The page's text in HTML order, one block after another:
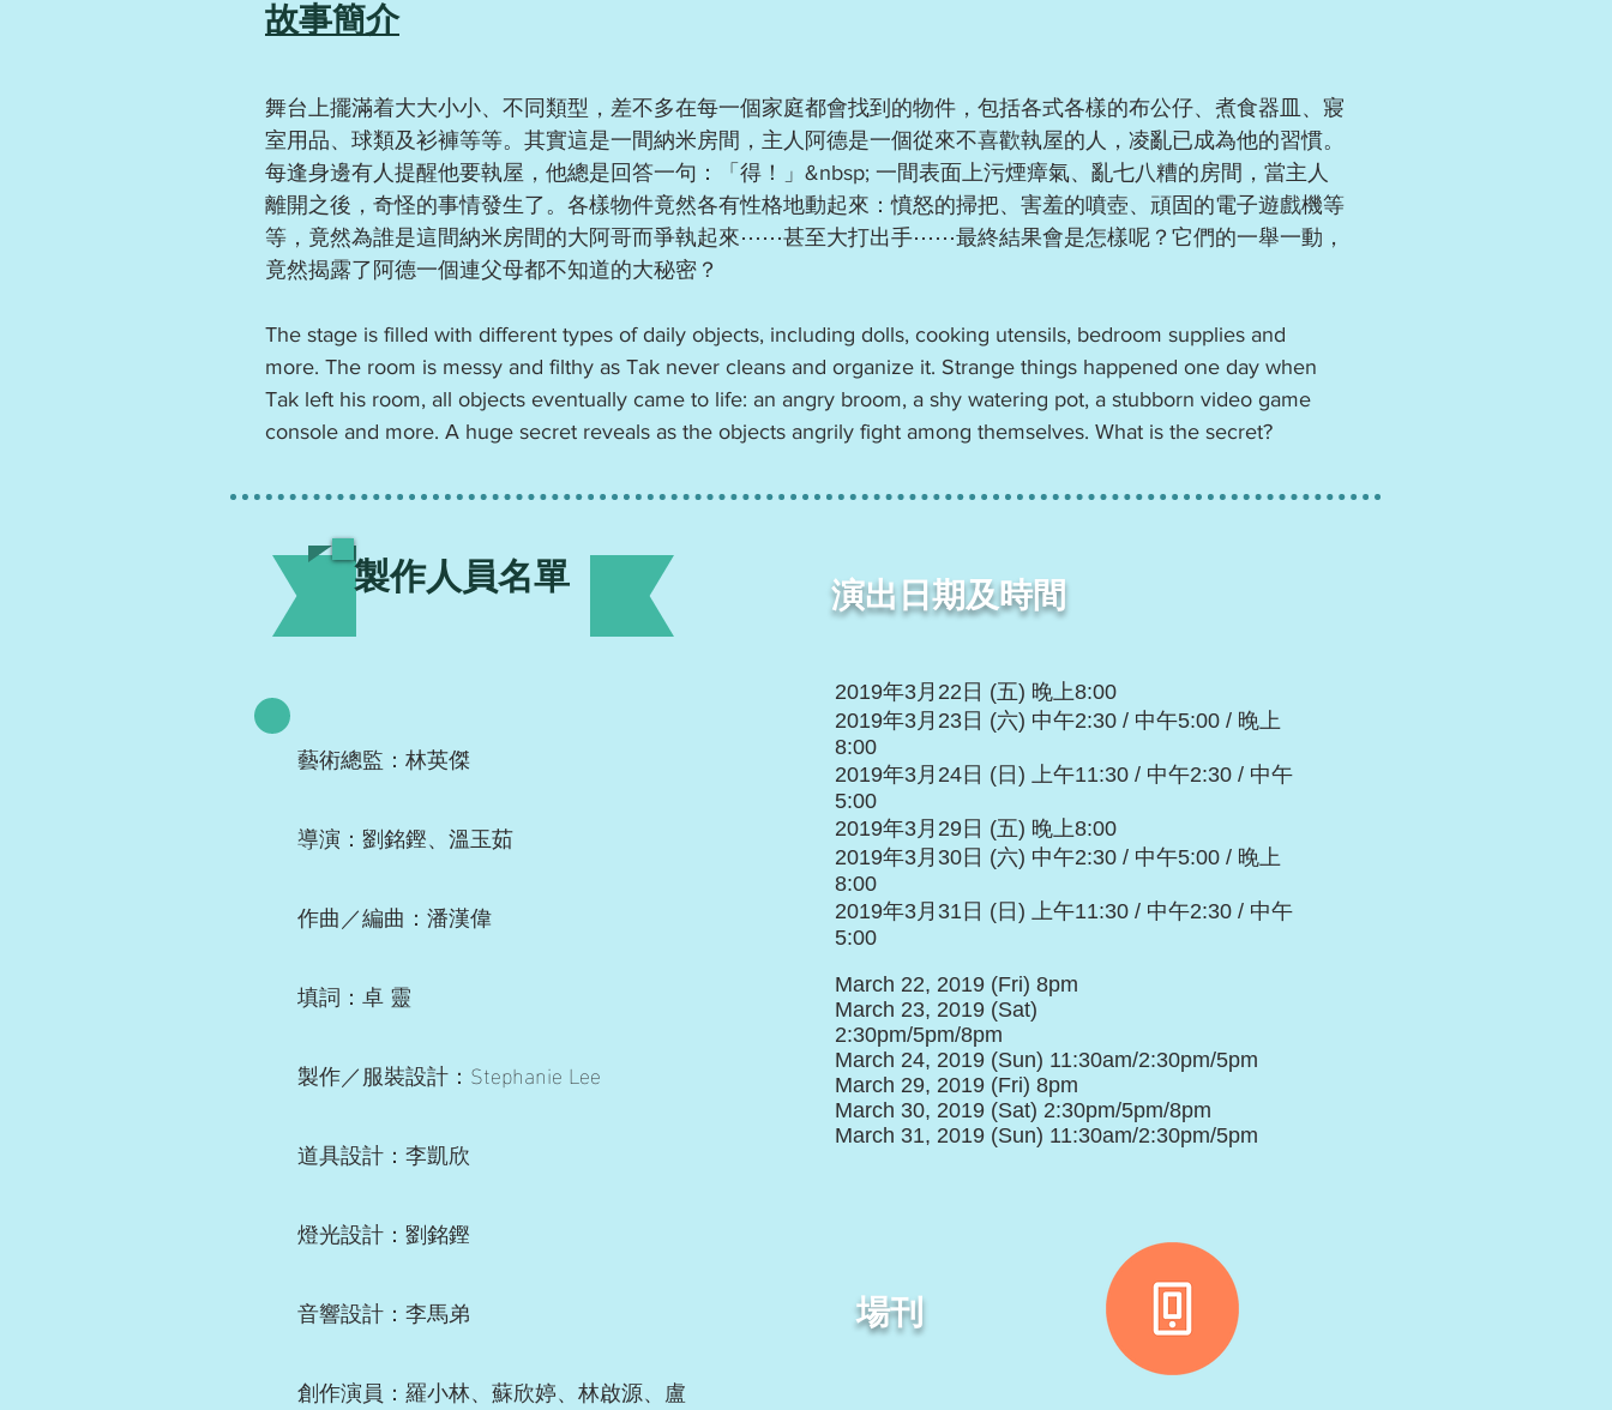
故事簡介
舞台上擺滿着大大小小、不同類型，差不多在每一個家庭都會找到的物件，包括各式各樣的布公仔、煮食器皿、寢
室用品、球類及衫褲等等。其實這是一間納米房間，主人阿德是一個從來不喜歡執屋的人，凌亂已成為他的習慣。
每逢身邊有人提醒他要執屋，他總是回答一句：「得！」&nbsp; 一間表面上污煙瘴氣、亂七八糟的房間，當主人
離開之後，奇怪的事情發生了。各樣物件竟然各有性格地動起來：憤怒的掃把、害羞的噴壺、頑固的電子遊戲機等
等，竟然為誰是這間納米房間的大阿哥而爭執起來⋯⋯甚至大打出手⋯⋯最終結果會是怎樣呢？它們的一舉一動，
竟然揭露了阿德一個連父母都不知道的大秘密？
The stage is filled with different types of daily objects, including dolls, cooking utensils, bedroom supplies and
more. The room is messy and filthy as Tak never cleans and organize it. Strange things happened one day when
Tak left his room, all objects eventually came to life: an angry broom, a shy watering pot, a stubborn video game
console and more. A huge secret reveals as the objects angrily fight among themselves. What is the secret?
製作人員名單
藝術總監：林英傑
導演：劉銘鏗、溫玉茹
作曲／編曲：潘漢偉
填詞：卓 靈
製作／服裝設計：Stephanie Lee
道具設計：李凱欣
燈光設計：劉銘鏗
音響設計：李馬弟
創作演員：羅小林、蘇欣婷、林啟源、盧
2019年3月22日 (五) 晚上8:00
2019年3月23日 (六) 中午2:30 / 中午5:00 / 晚上
8:00
2019年3月24日 (日) 上午11:30 / 中午2:30 / 中午
5:00
2019年3月29日 (五) 晚上8:00
2019年3月30日 (六) 中午2:30 / 中午5:00 / 晚上
8:00
2019年3月31日 (日) 上午11:30 / 中午2:30 / 中午
5:00
March 22, 2019 (Fri) 8pm
March 23, 2019 (Sat)
2:30pm/5pm/8pm
March 24, 2019 (Sun) 11:30am/2:30pm/5pm
March 29, 2019 (Fri) 8pm
March 30, 2019 (Sat) 2:30pm/5pm/8pm
March 31, 2019 (Sun) 11:30am/2:30pm/5pm
演出日期及時間
場刊